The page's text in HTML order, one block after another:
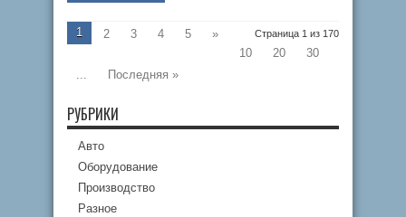
Страница 1 из 170
1 2 3 4 5
»
10
20
30
...
Последняя »
РУБРИКИ
Авто
Оборудование
Производство
Разное